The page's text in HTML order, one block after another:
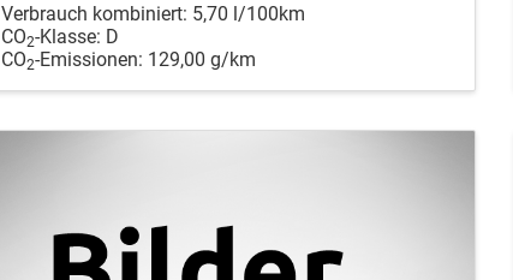
Verbrauch kombiniert: 5,70 l/100km
CO2-Klasse: D
CO2-Emissionen: 129,00 g/km